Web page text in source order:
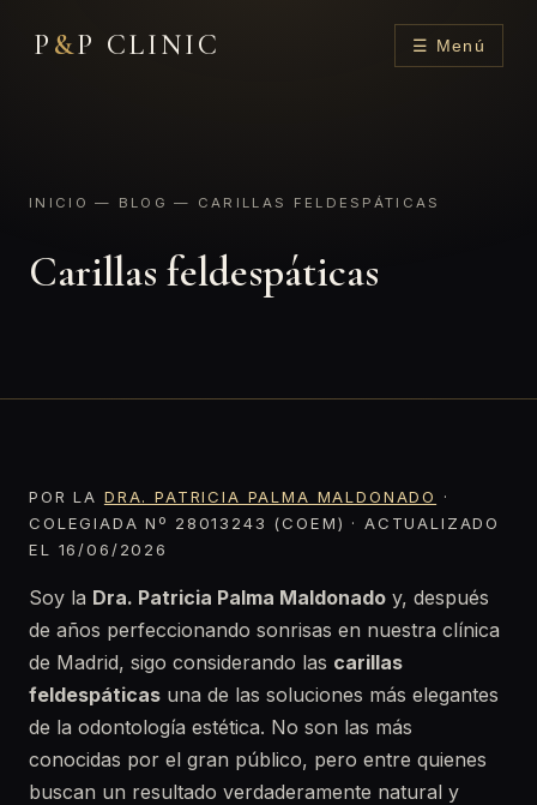
P &P CLINIC ☰ Menú
INICIO — BLOG — CARILLAS FELDESPÁTICAS
Carillas feldespáticas
POR LA DRA. PATRICIA PALMA MALDONADO
·
COLEGIADA Nº 28013243 (COEM) · ACTUALIZADO
EL 16/06/2026
Soy la Dra. Patricia Palma Maldonado y, después
de años perfeccionando sonrisas en nuestra clínica
de Madrid, sigo considerando las carillas
feldespáticas una de las soluciones más elegantes
de la odontología estética. No son las más
conocidas por el gran público, pero entre quienes
buscan un resultado verdaderamente natural y